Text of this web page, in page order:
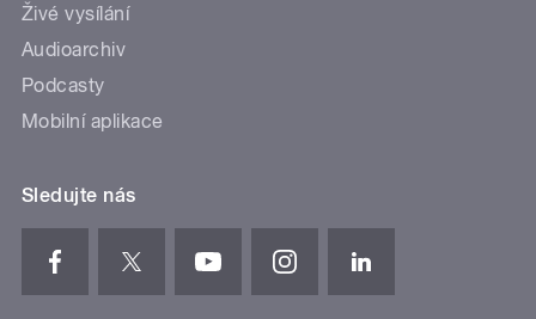
Živé vysílání
Audioarchiv
Podcasty
Mobilní aplikace
Sledujte nás